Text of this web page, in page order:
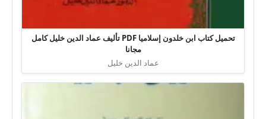
تحميل كتاب ابن خلدون إسلاميا PDF تأليف عماد الدين خليل كامل
مجانا
عماد الدين خليل